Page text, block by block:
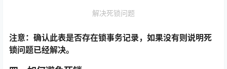
解决死锁问题
注意：确认此表是否存在锁事务记录，如果没有则说明死
锁问题已经解决。